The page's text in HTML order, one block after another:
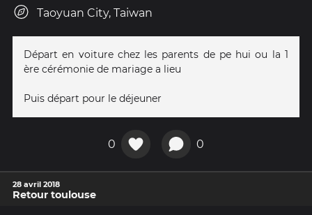
Taoyuan City, Taiwan
Départ en voiture chez les parents de pe hui ou la 1
ère cérémonie de mariage a lieu
Puis départ pour le déjeuner
0 0
28 avril 2018
Retour toulouse